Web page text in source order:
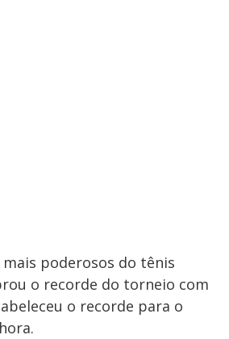
poderosos do tênis
o recorde do torneio com
o recorde para o